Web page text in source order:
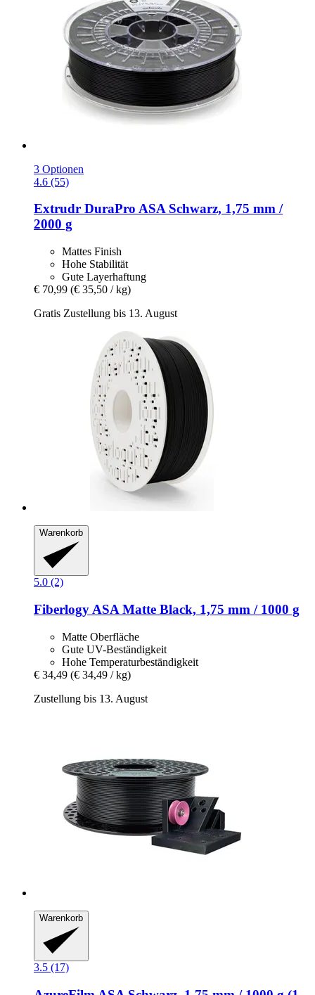
3 Optionen
4.6 (55)
Extrudr DuraPro ASA Schwarz, 1,75 mm /
2000 g
Mattes Finish
Hohe Stabilität
Gute Layerhaftung
€ 70,99 (€ 35,50 / kg)
Gratis Zustellung bis 13. August
Warenkorb
5.0 (2)
Fiberlogy ASA Matte Black, 1,75 mm / 1000 g
Matte Oberfläche
Gute UV-Beständigkeit
Hohe Temperaturbeständigkeit
€ 34,49 (€ 34,49 / kg)
Zustellung bis 13. August
Warenkorb
3.5 (17)